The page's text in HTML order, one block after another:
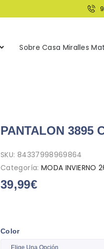
Sobre Casa Miralles
PANTALON 3895
SKU: 84337998969864
Categoría: MODA INVIERNO
39,99€
Color